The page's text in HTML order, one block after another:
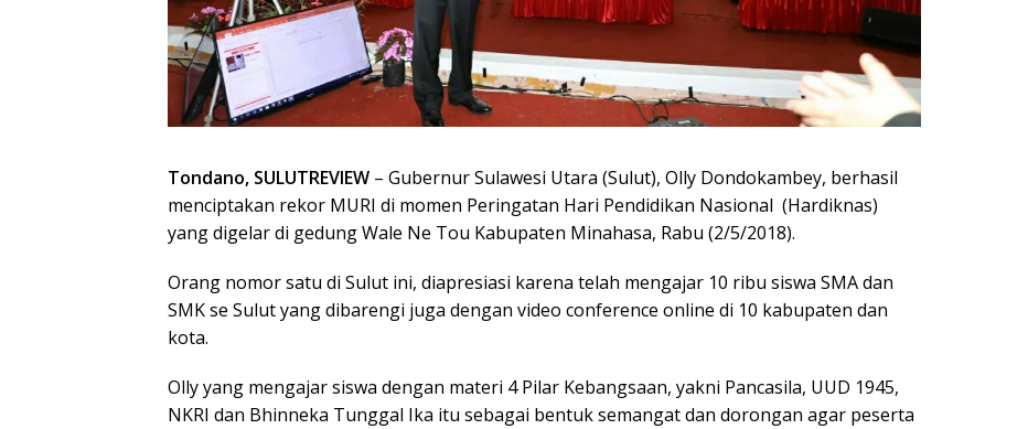
Tondano, SULUTREVIEW – Gubernur Sulawesi Utara (Sulut), Olly Dondokambey, berhasil
menciptakan rekor MURI di momen Peringatan Hari Pendidikan Nasional (Hardiknas)
yang digelar di gedung Wale Ne Tou Kabupaten Minahasa, Rabu (2/5/2018).
Orang nomor satu di Sulut ini, diapresiasi karena telah mengajar 10 ribu siswa SMA dan
SMK se Sulut yang dibarengi juga dengan video conference online di 10 kabupaten dan
kota.
Olly yang mengajar siswa dengan materi 4 Pilar Kebangsaan, yakni Pancasila, UUD 1945,
NKRI dan Bhinneka Tunggal Ika itu sebagai bentuk semangat dan dorongan agar peserta